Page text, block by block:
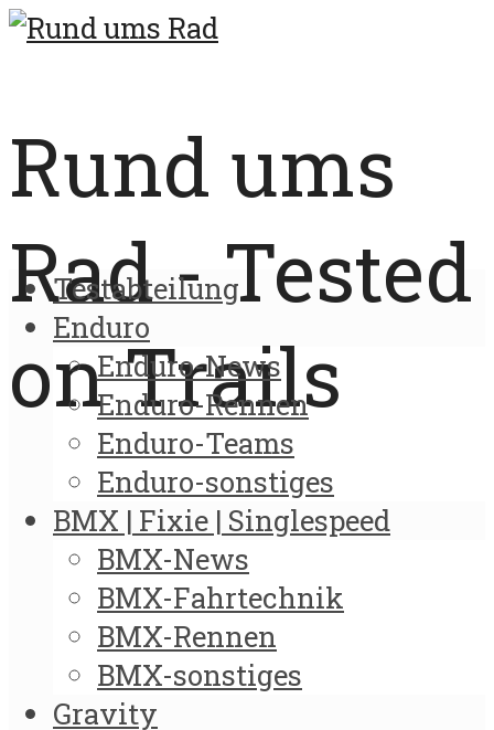
Rund ums
Rad - Tested
on Trails
Testabteilung
Enduro
Enduro-News
Enduro-Rennen
Enduro-Teams
Enduro-sonstiges
BMX | Fixie | Singlespeed
BMX-News
BMX-Fahrtechnik
BMX-Rennen
BMX-sonstiges
Gravity